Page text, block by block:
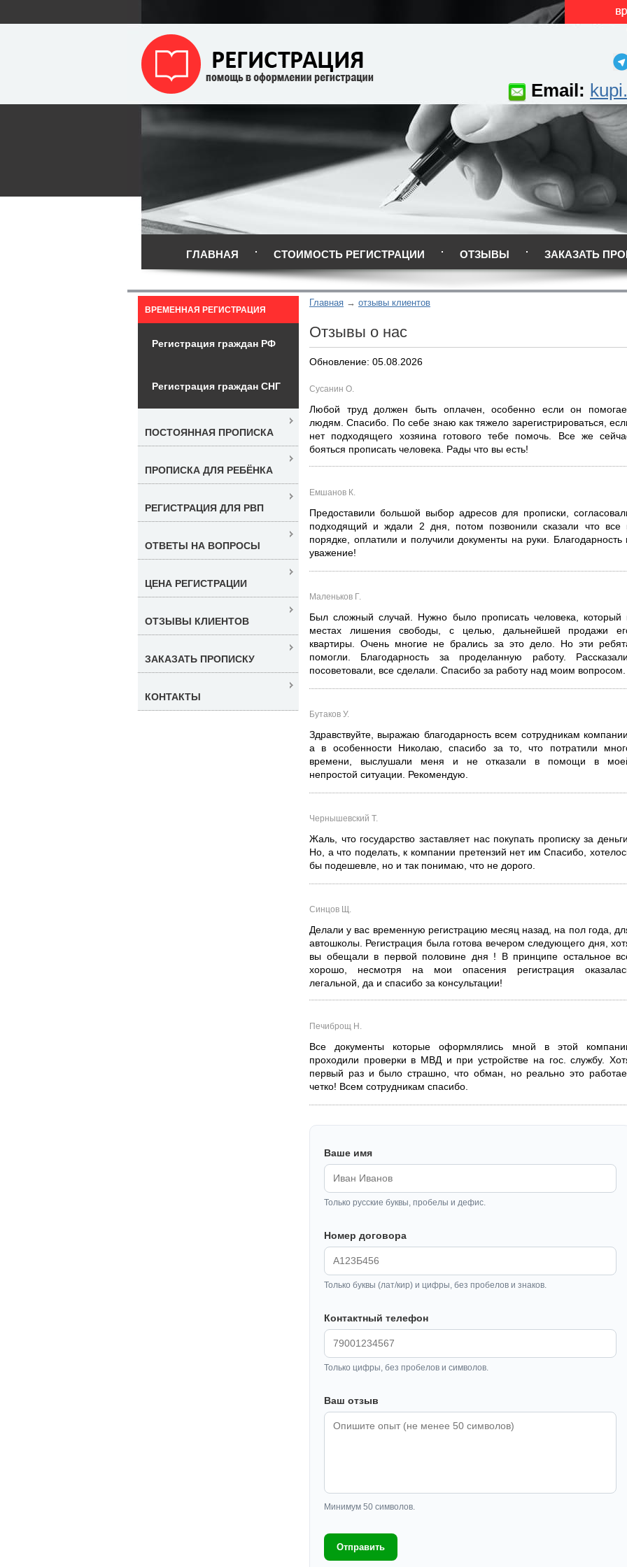
Email:
ГЛАВНАЯ СТОИМОСТЬ РЕГИСТРАЦИИ ОТЗЫВЫ ЗАКАЗАТЬ
Главная отзывы клиентов
Отзывы о нас
Обновление: 05.08.2026
Сусанин О.
Любой труд должен быть оплачен, особенно если он
людям. Спасибо. По себе знаю как тяжело зарегистрироваться,
нет подходящего хозяина готового тебе помочь. Все же
бояться прописать человека. Рады что вы есть!
Емшанов К.
Предоставили большой выбор адресов для прописки,
подходящий и ждали 2 дня, потом позвонили сказали что все
порядке, оплатили и получили документы на руки. Благодарность
уважение!
Маленьков Г.
Был сложный случай. Нужно было прописать человека, который
местах лишения свободы, с целью, дальнейшей продажи
квартиры. Очень многие не брались за это дело. Но эти
помогли. Благодарность за проделанную работу. Рассказали,
посоветовали, все сделали. Спасибо за работу над моим вопросом.
Бутаков У.
Здравствуйте, выражаю благодарность всем сотрудникам компании,
а в особенности Николаю, спасибо за то, что потратили
времени, выслушали меня и не отказали в помощи в
непростой ситуации. Рекомендую.
Чернышевский Т.
Жаль, что государство заставляет нас покупать прописку за деньги.
Но, а что поделать, к компании претензий нет им Спасибо,
бы подешевле, но и так понимаю, что не дорого.
Синцов Щ.
Делали у вас временную регистрацию месяц назад, на пол года,
автошколы. Регистрация была готова вечером следующего дня,
вы обещали в первой половине дня ! В принципе остальное
хорошо, несмотря на мои опасения регистрация
легальной, да и спасибо за консультации!
Печиброщ Н.
Все документы которые оформлялись мной в этой
проходили проверки в МВД и при устройстве на гос. службу.
первый раз и было страшно, что обман, но реально это
четко! Всем сотрудникам спасибо.
Ваше имя
Только русские буквы, пробелы и дефис.
Номер договора
Только буквы (лат/кир) и цифры, без пробелов и знаков.
Контактный телефон
Только цифры, без пробелов и символов.
Ваш отзыв
Минимум 50 символов.
Отправить
ВРЕМЕННАЯ РЕГИСТРАЦИЯ
Регистрация граждан РФ
Регистрация граждан СНГ
ПОСТОЯННАЯ ПРОПИСКА
ПРОПИСКА ДЛЯ РЕБЁНКА
РЕГИСТРАЦИЯ ДЛЯ РВП
ОТВЕТЫ НА ВОПРОСЫ
ЦЕНА РЕГИСТРАЦИИ
ОТЗЫВЫ КЛИЕНТОВ
ЗАКАЗАТЬ ПРОПИСКУ
КОНТАКТЫ